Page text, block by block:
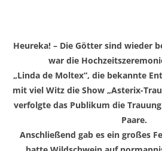
Heureka! – Die Götter sind wieder
war die
„Linda de Moltex“, die bekannte
mit viel Witz die Show „Asterix-
verfolgte das Publikum die
Paare.
Anschließend gab es ein großes